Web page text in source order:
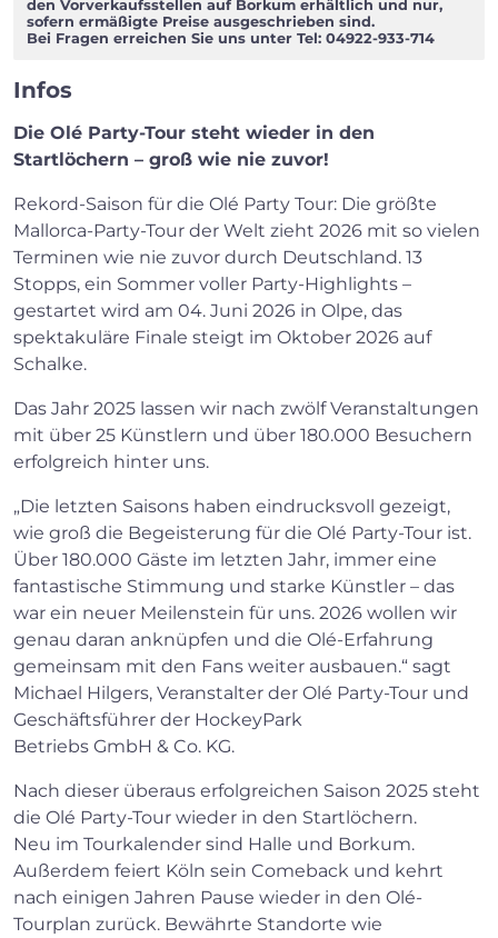
den Vorverkaufsstellen auf Borkum erhältlich und nur,
sofern ermäßigte Preise ausgeschrieben sind.
Bei Fragen erreichen Sie uns unter Tel: 04922-933-714
Infos
Die Olé Party-Tour steht wieder in den
Startlöchern – groß wie nie zuvor!
Rekord-Saison für die Olé Party Tour: Die größte
Mallorca-Party-Tour der Welt zieht 2026 mit so vielen
Terminen wie nie zuvor durch Deutschland. 13
Stopps, ein Sommer voller Party-Highlights –
gestartet wird am 04. Juni 2026 in Olpe, das
spektakuläre Finale steigt im Oktober 2026 auf
Schalke.
Das Jahr 2025 lassen wir nach zwölf Veranstaltungen
mit über 25 Künstlern und über 180.000 Besuchern
erfolgreich hinter uns.
„Die letzten Saisons haben eindrucksvoll gezeigt,
wie groß die Begeisterung für die Olé Party-Tour ist.
Über 180.000 Gäste im letzten Jahr, immer eine
fantastische Stimmung und starke Künstler – das
war ein neuer Meilenstein für uns. 2026 wollen wir
genau daran anknüpfen und die Olé-Erfahrung
gemeinsam mit den Fans weiter ausbauen.“ sagt
Michael Hilgers, Veranstalter der Olé Party-Tour und
Geschäftsführer der HockeyPark
Betriebs GmbH & Co. KG.
Nach dieser überaus erfolgreichen Saison 2025 steht
die Olé Party-Tour wieder in den Startlöchern.
Neu im Tourkalender sind Halle und Borkum.
Außerdem feiert Köln sein Comeback und kehrt
nach einigen Jahren Pause wieder in den Olé-
Tourplan zurück. Bewährte Standorte wie